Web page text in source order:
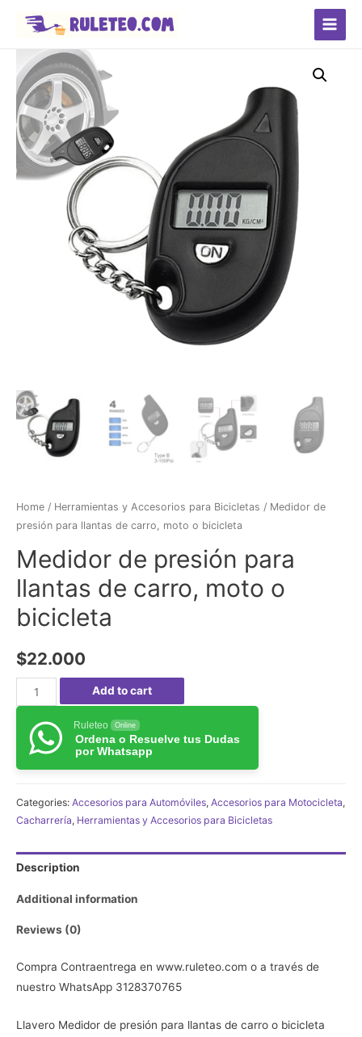
Main
Menu
Home / Herramientas y Accesorios para Bicicletas / Medidor de
presión para llantas de carro, moto o bicicleta
Medidor de presión para
llantas de carro, moto o
bicicleta
$22.000
Medidor
de
presión
para
llantas
carro,
moto
bicicleta
Add to cart
Ruleteo Online
Ordena o Resuelve tus Dudas
por Whatsapp
Categories: Accesorios para Automóviles, Accesorios para Motocicleta,
Cacharrería, Herramientas y Accesorios para Bicicletas
Description
Additional information
Reviews (0)
Compra Contraentrega en www.ruleteo.com o a través de
nuestro WhatsApp 3128370765
Llavero Medidor de presión para llantas de carro o bicicleta